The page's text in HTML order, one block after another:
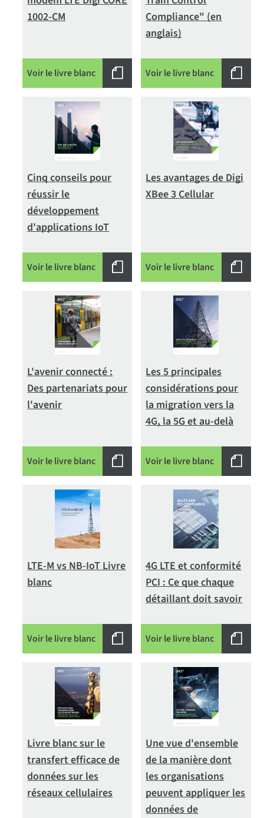
1002-CM
Voir le livre blanc
Compliance" (en
anglais)
Voir le livre blanc
Cinq conseils pour
réussir le
développement
d'applications IoT
Voir le livre blanc
Les avantages de Digi
XBee 3 Cellular
Voir le livre blanc
L'avenir connecté :
Des partenariats pour
l'avenir
Voir le livre blanc
Les 5 principales
considérations pour
la migration vers la
4G, la 5G et au-delà
Voir le livre blanc
LTE-M vs NB-IoT Livre
blanc
Voir le livre blanc
4G LTE et conformité
PCI : Ce que chaque
détaillant doit savoir
Voir le livre blanc
Livre blanc sur le
transfert efficace de
données sur les
réseaux cellulaires
Une vue d'ensemble
de la manière dont
les organisations
peuvent appliquer les
données de